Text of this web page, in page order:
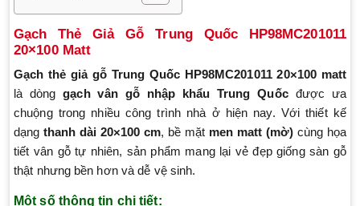
Gạch Thẻ Giả Gỗ Trung Quốc HP98MC201011
20×100 Matt
Gạch thẻ giả gỗ Trung Quốc HP98MC201011 20×100 matt
là dònggạch vân gỗ nhập khẩu Trung Quốcđược ưa
chuộng trong nhiều công trình nhà ở hiện nay. Với thiết kế
dạng thanh dài 20×100 cm, bề mặt men matt (mờ) cùng họa
tiết vân gỗ tự nhiên, sản phẩm mang lại vẻ đẹp giống sàn gỗ
thật nhưng bền hơn và dễ vệ sinh.
Một số thông tin chi tiết: